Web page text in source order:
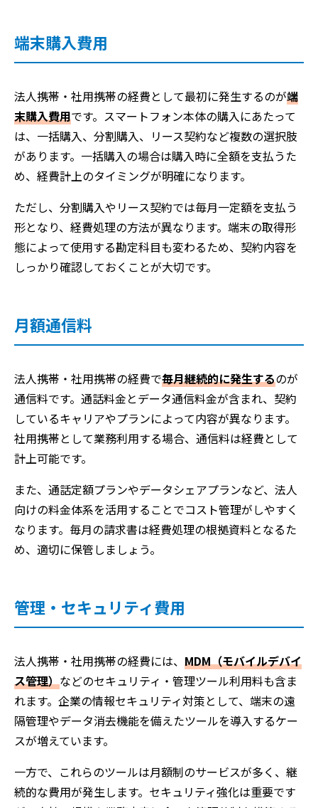
端末購入費用
法人携帯・社用携帯の経費として最初に発生するのが端
末購入費用です。スマートフォン本体の購入にあたって
は、一括購入、分割購入、リース契約など複数の選択肢
があります。一括購入の場合は購入時に全額を支払うた
め、経費計上のタイミングが明確になります。
ただし、分割購入やリース契約では毎月一定額を支払う
形となり、経費処理の方法が異なります。端末の取得形
態によって使用する勘定科目も変わるため、契約内容を
しっかり確認しておくことが大切です。
月額通信料
法人携帯・社用携帯の経費で毎月継続的に発生するのが
通信料です。通話料金とデータ通信料金が含まれ、契約
しているキャリアやプランによって内容が異なります。
社用携帯として業務利用する場合、通信料は経費として
計上可能です。
また、通話定額プランやデータシェアプランなど、法人
向けの料金体系を活用することでコスト管理がしやすく
なります。毎月の請求書は経費処理の根拠資料となるた
め、適切に保管しましょう。
管理・セキュリティ費用
法人携帯・社用携帯の経費には、 MDM（モバイルデバイ
ス管理）などのセキュリティ・管理ツール利用料も含ま
れます。企業の情報セキュリティ対策として、端末の遠
隔管理やデータ消去機能を備えたツールを導入するケー
スが増えています。
一方で、これらのツールは月額制のサービスが多く、継
続的な費用が発生します。セキュリティ強化は重要です